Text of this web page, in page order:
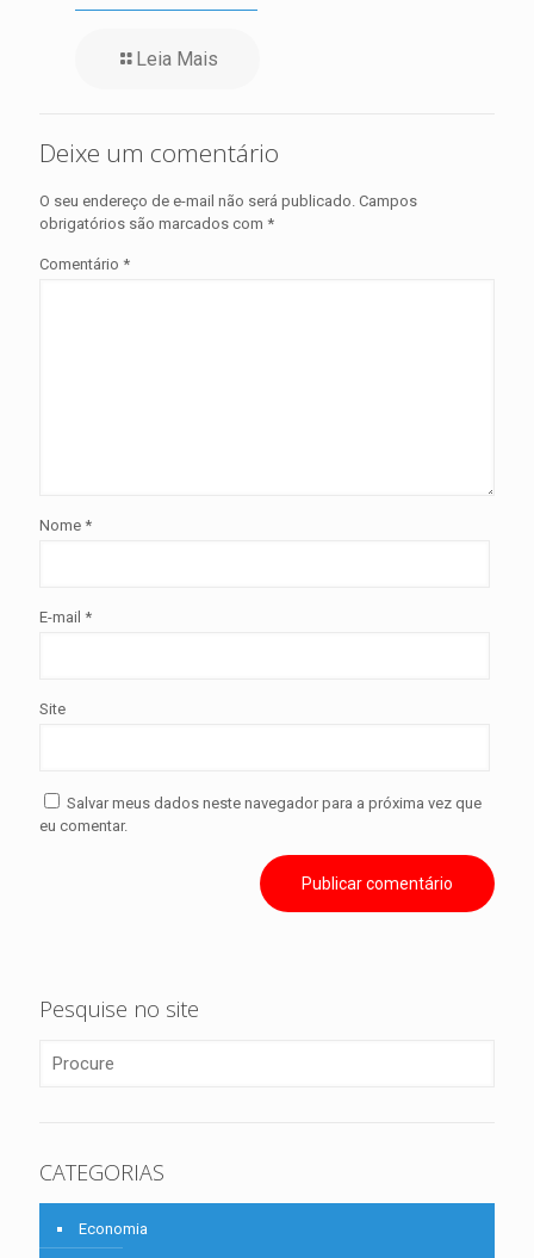
Leia Mais
Deixe um comentário
O seu endereço de e-mail não será publicado. Campos
obrigatórios são marcados com *
Comentário *
Nome *
E-mail *
Site
Salvar meus dados neste navegador para a próxima vez que
eu comentar.
Pesquise no site
CATEGORIAS
Economia